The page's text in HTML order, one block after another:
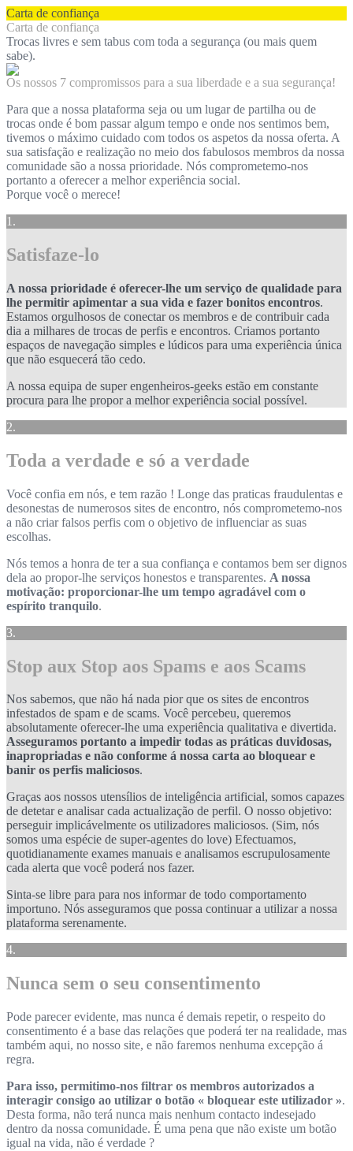
Carta de confiança
Carta de confiança
Trocas livres e sem tabus com toda a segurança (ou mais quem
sabe).
Os nossos 7 compromissos para a sua liberdade e a sua segurança!
Para que a nossa plataforma seja ou um lugar de partilha ou de
trocas onde é bom passar algum tempo e onde nos sentimos bem,
tivemos o máximo cuidado com todos os aspetos da nossa oferta. A
sua satisfação e realização no meio dos fabulosos membros da nossa
comunidade são a nossa prioridade. Nós comprometemo-nos
portanto a oferecer a melhor experiência social.
Porque você o merece!
1.
Satisfaze-lo
A nossa prioridade é oferecer-lhe um serviço de qualidade para
lhe permitir apimentar a sua vida e fazer bonitos encontros.
Estamos orgulhosos de conectar os membros e de contribuir cada
dia a milhares de trocas de perfis e encontros. Criamos portanto
espaços de navegação simples e lúdicos para uma experiência única
que não esquecerá tão cedo.
A nossa equipa de super engenheiros-geeks estão em constante
procura para lhe propor a melhor experiência social possível.
2.
Toda a verdade e só a verdade
Você confia em nós, e tem razão ! Longe das praticas fraudulentas e
desonestas de numerosos sites de encontro, nós comprometemo-nos
a não criar falsos perfis com o objetivo de influenciar as suas
escolhas.
Nós temos a honra de ter a sua confiança e contamos bem ser dignos
dela ao propor-lhe serviços honestos e transparentes. A nossa
motivação: proporcionar-lhe um tempo agradável com o
espírito tranquilo.
3.
Stop aux Stop aos Spams e aos Scams
Nos sabemos, que não há nada pior que os sites de encontros
infestados de spam e de scams. Você percebeu, queremos
absolutamente oferecer-lhe uma experiência qualitativa e divertida.
Asseguramos portanto a impedir todas as práticas duvidosas,
inapropriadas e não conforme á nossa carta ao bloquear e
banir os perfis maliciosos.
Graças aos nossos utensílios de inteligência artificial, somos capazes
de detetar e analisar cada actualização de perfil. O nosso objetivo:
perseguir implicávelmente os utilizadores maliciosos. (Sim, nós
somos uma espécie de super-agentes do love) Efectuamos,
quotidianamente exames manuais e analisamos escrupulosamente
cada alerta que você poderá nos fazer.
Sinta-se libre para para nos informar de todo comportamento
importuno. Nós asseguramos que possa continuar a utilizar a nossa
plataforma serenamente.
4.
Nunca sem o seu consentimento
Pode parecer evidente, mas nunca é demais repetir, o respeito do
consentimento é a base das relações que poderá ter na realidade, mas
também aqui, no nosso site, e não faremos nenhuma excepção á
regra.
Para isso, permitimo-nos filtrar os membros autorizados a
interagir consigo ao utilizar o botão « bloquear este utilizador ».
Desta forma, não terá nunca mais nenhum contacto indesejado
dentro da nossa comunidade. É uma pena que não existe um botão
igual na vida, não é verdade ?